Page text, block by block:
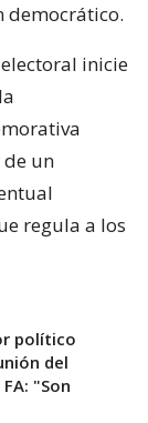
democrático.
inicie
un
regula a los
político
del
"Son